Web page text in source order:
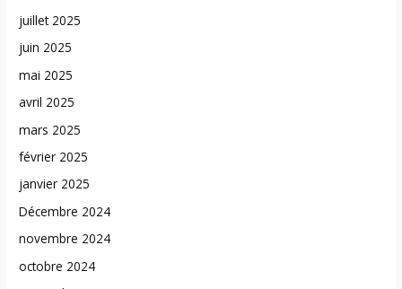
juillet 2025
juin 2025
mai 2025
avril 2025
mars 2025
février 2025
janvier 2025
Décembre 2024
novembre 2024
octobre 2024